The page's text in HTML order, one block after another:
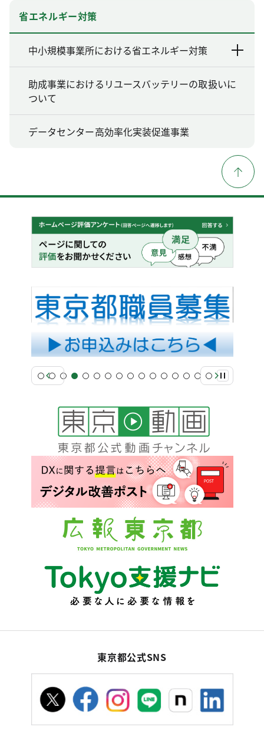
省エネルギー対策
中小規模事業所における省エネルギー対策
助成事業におけるリユースバッテリーの取扱いに
ついて
データセンター高効率化実装促進事業
東京都公式SNS